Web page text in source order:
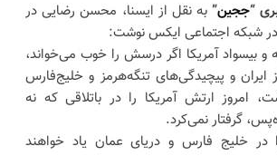
“ججین” به نقل از ایسنا، محسن رضایی در
شبکه اجتماعی ایکس نوشت:
و بیسواد آمریکا اگر درسش را خوب می‌خواند،
ایران و پیچیدگی‌های تنگه‌هرمز و خلیج‌فارس
امروز ارتش آمریکا را در باتلاقی که نه
گرفتار نمی‌کرد.
در خلیج فارس و دریای عمان یاد خواهند